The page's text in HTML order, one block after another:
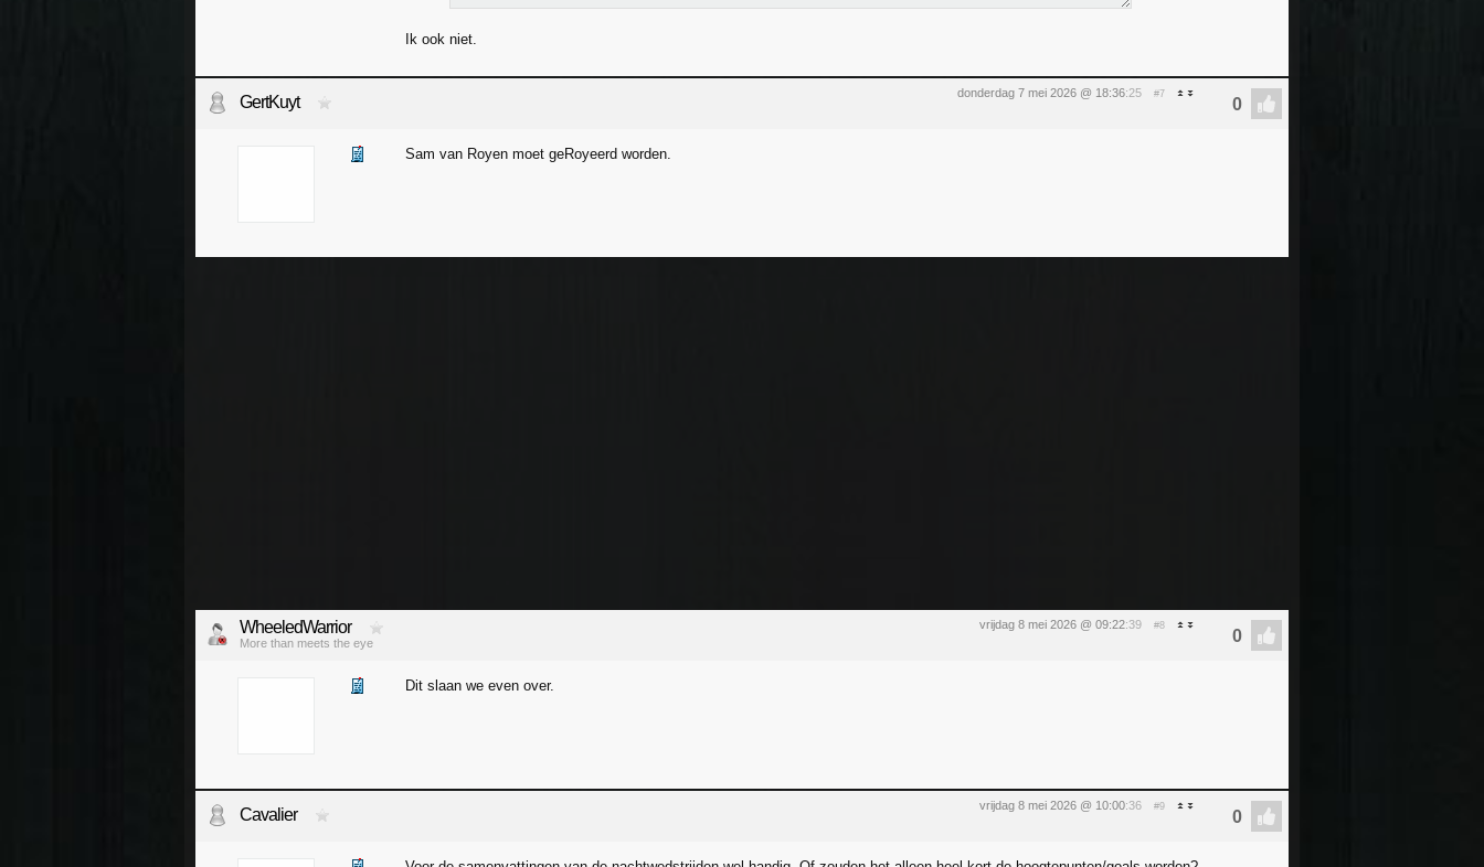
Ik ook niet.
donderdag 7 mei 2026 @ 18:36:25 #7
GertKuyt
Sam van Royen moet geRoyeerd worden.
vrijdag 8 mei 2026 @ 09:22:39 #8
WheeledWarrior
More than meets the eye
Dit slaan we even over.
vrijdag 8 mei 2026 @ 10:00:36 #9
Cavalier